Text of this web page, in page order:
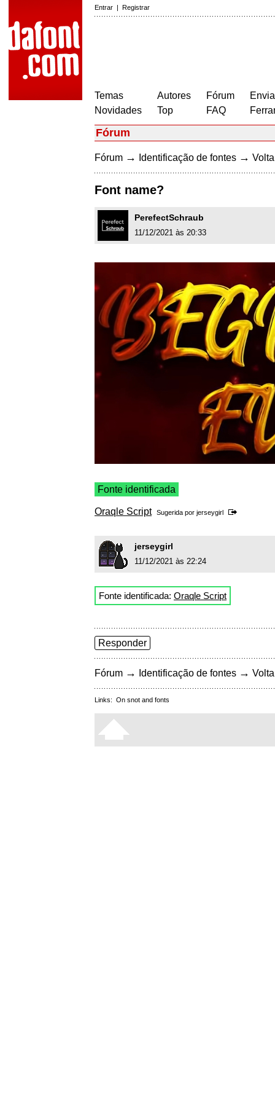
Entrar | Registrar
Temas
Novidades
Autores
Top
Fórum
FAQ
Fórum
Fórum → Identificação de fontes →
Font name?
PerefectSchraub
11/12/2021 às 20:33
Fonte identificada
Oraqle Script Sugerida por jerseygirl
jerseygirl
11/12/2021 às 22:24
Fonte identificada: Oraqle Script
Responder
Fórum → Identificação de fontes →
Links: On snot and fonts